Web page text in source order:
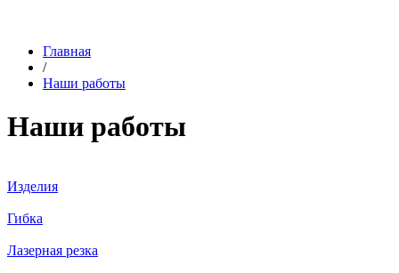
Главная
/
Наши работы
Наши работы
Изделия
Гибка
Лазерная резка